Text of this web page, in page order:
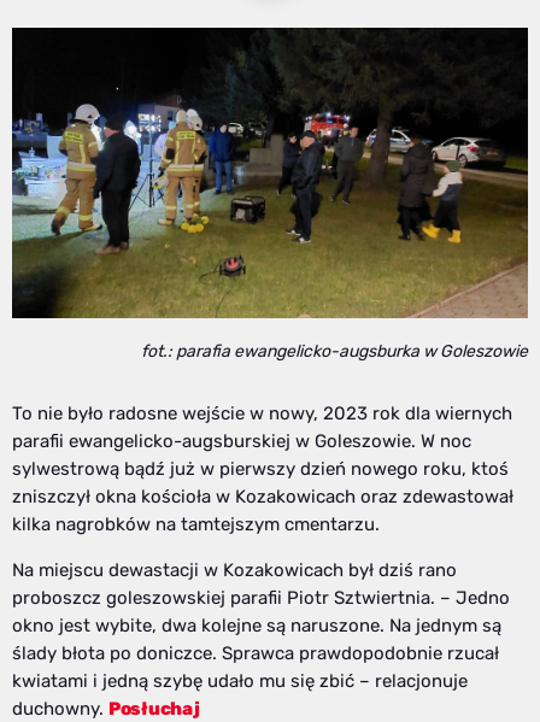
fot.: parafia ewangelicko-augsburka w Goleszowie
To nie było radosne wejście w nowy, 2023 rok dla wiernych
parafii ewangelicko-augsburskiej w Goleszowie. W noc
sylwestrową bądź już w pierwszy dzień nowego roku, ktoś
zniszczył okna kościoła w Kozakowicach oraz zdewastował
kilka nagrobków na tamtejszym cmentarzu.
Na miejscu dewastacji w Kozakowicach był dziś rano
proboszcz goleszowskiej parafii Piotr Sztwiertnia. – Jedno
okno jest wybite, dwa kolejne są naruszone. Na jednym są
ślady błota po doniczce. Sprawca prawdopodobnie rzucał
kwiatami i jedną szybę udało mu się zbić – relacjonuje
duchowny. Posłuchaj